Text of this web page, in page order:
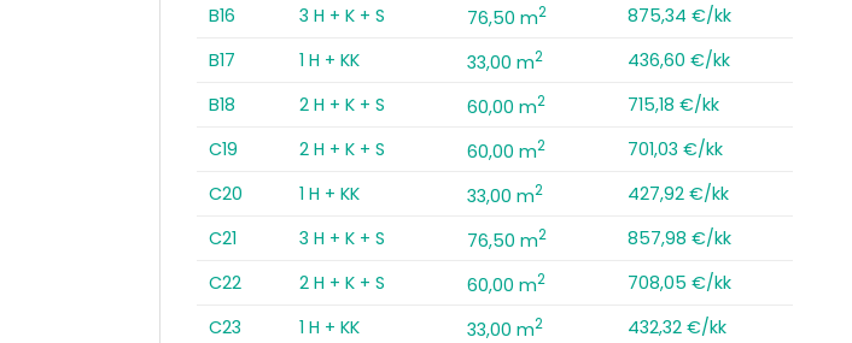
B16
3 H + K + S 76,50 m2
875,34 €/kk
B17
1 H + KK 33,00 m2
436,60 €/kk
B18
2 H + K + S 60,00 m2
715,18 €/kk
C19
2 H + K + S 60,00 m2
701,03 €/kk
C20
1 H + KK 33,00 m2
427,92 €/kk
C21
3 H + K + S 76,50 m2
857,98 €/kk
C22
2 H + K + S 60,00 m2
708,05 €/kk
C23
1 H + KK 33,00 m2
432,32 €/kk